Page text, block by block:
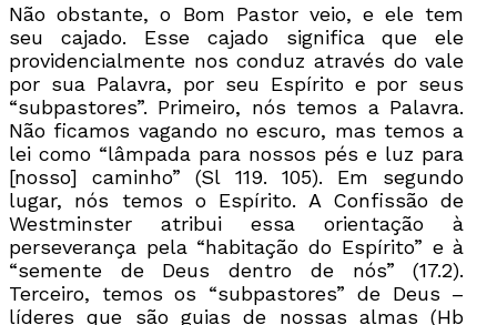
Não obstante, o Bom Pastor veio, e ele tem
seu cajado. Esse cajado significa que ele
providencialmente nos conduz através do vale
por sua Palavra, por seu Espírito e por seus
“subpastores”. Primeiro, nós temos a Palavra.
Não ficamos vagando no escuro, mas temos a
lei como “lâmpada para nossos pés e luz para
[nosso] caminho” (Sl 119. 105). Em segundo
lugar, nós temos o Espírito. A Confissão de
Westminster atribui essa orientação à
perseverança pela “habitação do Espírito” e à
“semente de Deus dentro de nós” (17.2).
Terceiro, temos os “subpastores” de Deus –
líderes que são guias de nossas almas (Hb